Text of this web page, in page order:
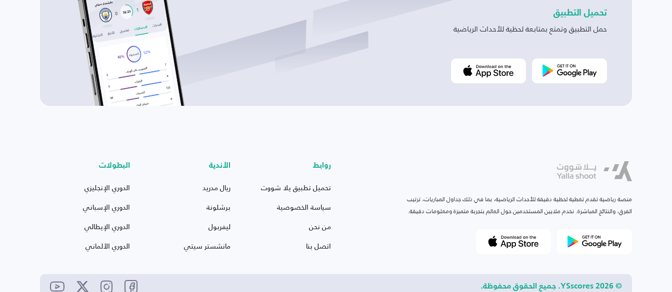
تحميل التطبيق
حمل التطبيق وتمتع بمتابعة لحظية للأحداث الرياضية
منصة رياضية تقدم تغطية لحظية دقيقة للأحداث الرياضية، بما في ذلك جداول المباريات، ترتيب
الفرق، والنتائج المباشرة. نخدم ملايين المستخدمين حول العالم بتجربة متميزة ومعلومات دقيقة.
روابط
تحميل تطبيق يلا شووت
سياسة الخصوصية
من نحن
اتصل بنا
الأندية
ريال مدريد
برشلونة
ليفربول
مانشستر سيتي
البطولات
الدوري الإنجليزي
الدوري الإسباني
الدوري الإيطالي
الدوري الألماني
© 2026 YSscores. جميع الحقوق محفوظة.